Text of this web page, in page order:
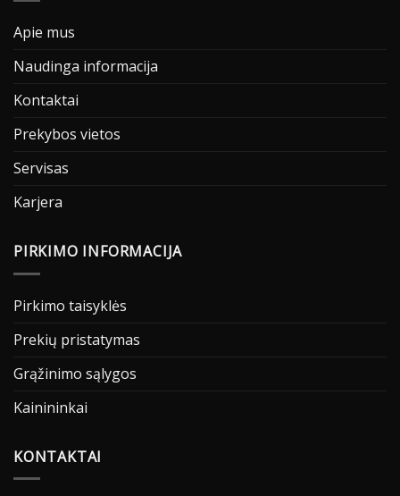
Apie mus
Naudinga informacija
Kontaktai
Prekybos vietos
Servisas
Karjera
PIRKIMO INFORMACIJA
Pirkimo taisyklės
Prekių pristatymas
Grąžinimo sąlygos
Kainininkai
KONTAKTAI